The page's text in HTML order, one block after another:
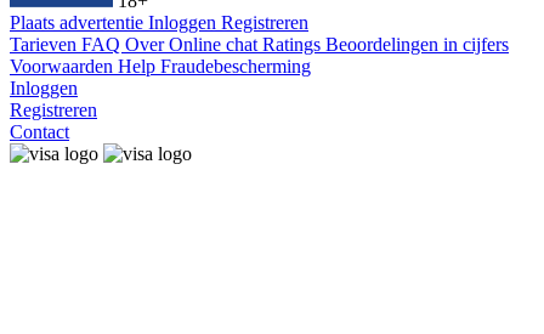
Plaats advertentie Inloggen Registreren
Tarieven FAQ OverOnline chat Ratings Beoordelingen in cijfers
Voorwaarden Help Fraudebescherming
Inloggen
Registreren
Contact